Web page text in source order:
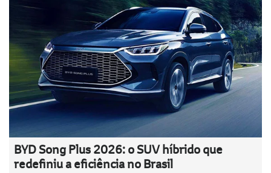
BYD Song Plus 2026: o SUV híbrido que
redefiniu a eficiência no Brasil